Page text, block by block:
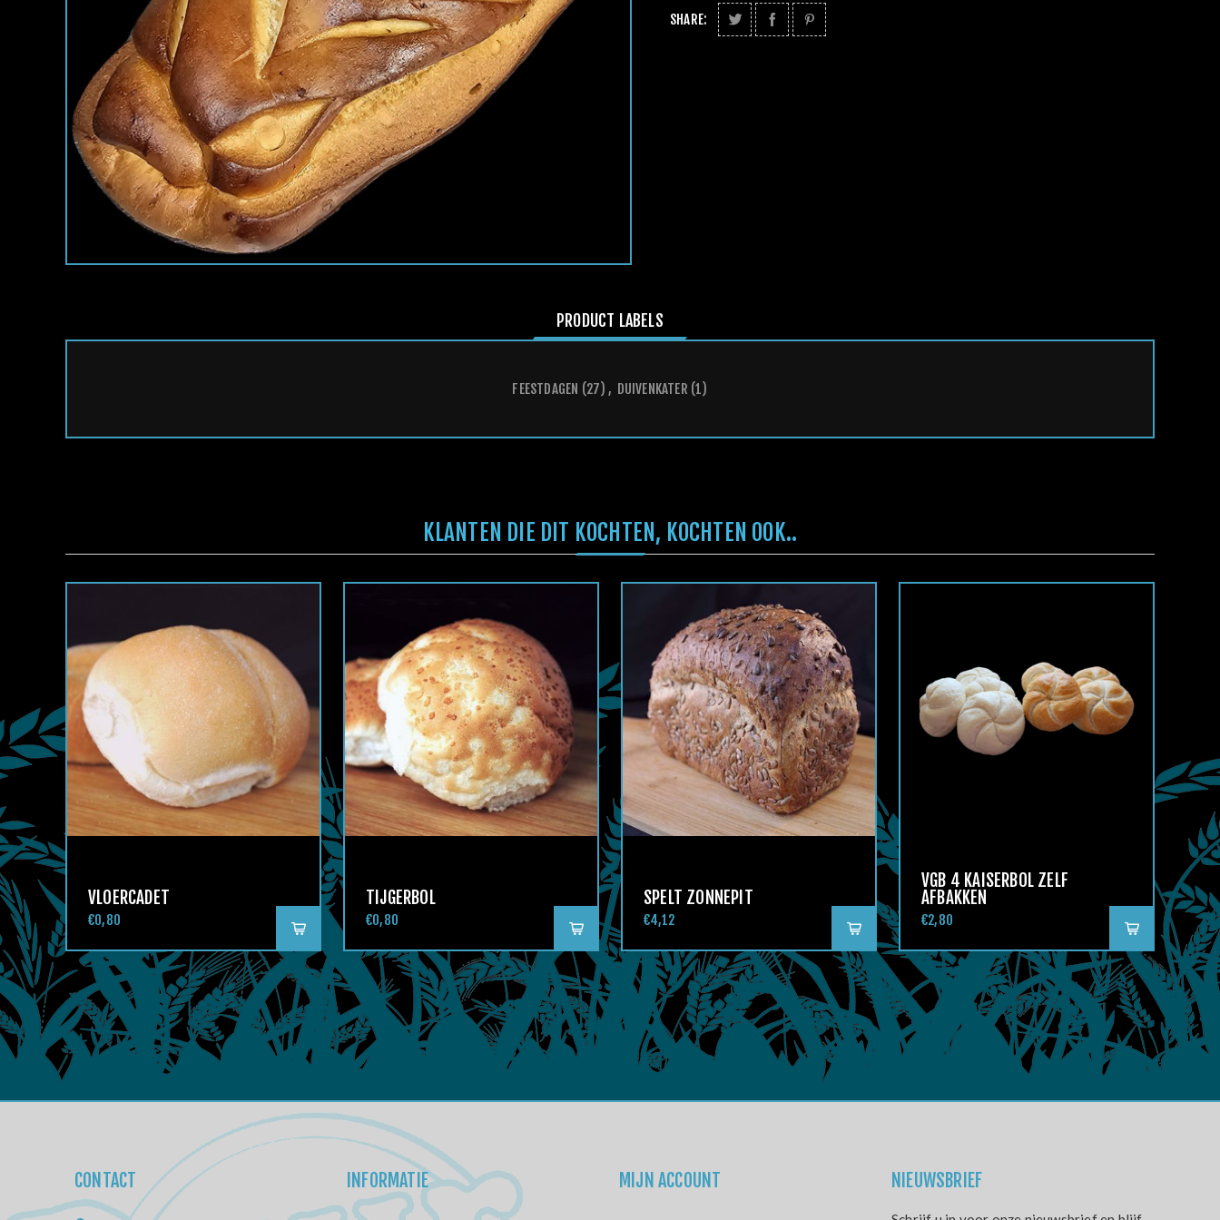
SHARE:
PRODUCT LABELS
FEESTDAGEN (27) , DUIVENKATER (1)
KLANTEN DIE DIT KOCHTEN, KOCHTEN OOK..
VLOERCADET
€0,80
TIJGERBOL
€0,80
SPELT ZONNEPIT
€4,12
VGB 4 KAISERBOL ZELF
AFBAKKEN
€2,80
CONTACT INFORMATIE MIJN ACCOUNT NIEUWSBRIEF